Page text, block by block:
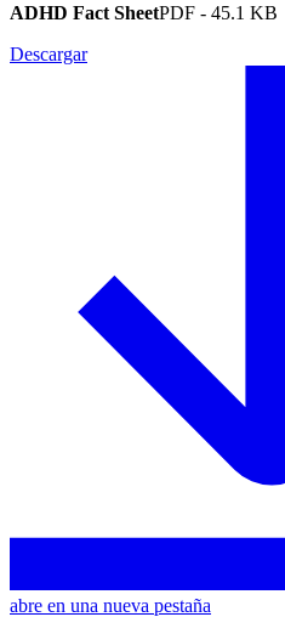
ADHD Fact SheetPDF - 45.1 KB
Descargar
abre en una nueva pestaña